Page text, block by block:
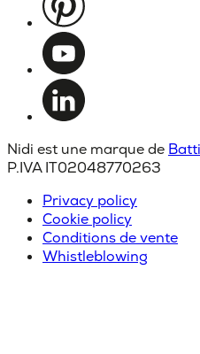
Nidi est une marque de
P.IVA IT02048770263
Privacy policy
Cookie policy
Conditions de vente
Whistleblowing